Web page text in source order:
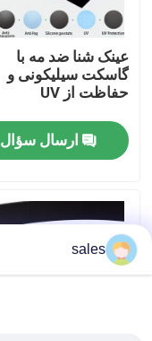
با ما تماس بگیرید
موارد
درخواست نقل قول
عینک شنا ضدآفتاب
عینک شنا ضد مه با
گاسکت سیلیکونی و
حفاظت از UV
ارسال سؤال
sales